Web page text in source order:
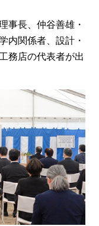
事長、仲谷善雄・
内関係者、設計・
務店の代表者が出